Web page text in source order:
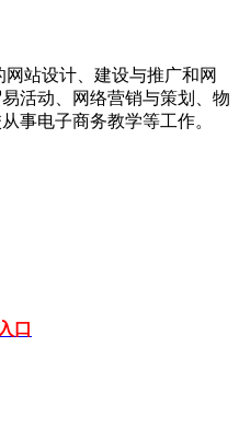
站设计、建设与推广和网
活动、网络营销与策划、物
事电子商务教学等工作。
口